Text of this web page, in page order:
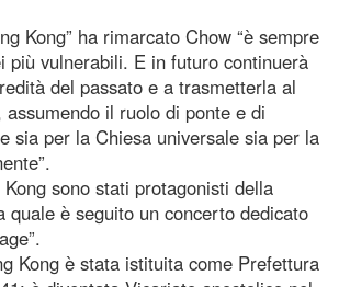
Kong” ha rimarcato Chow “è sempre
più vulnerabili. E in futuro continuerà
del passato e a trasmetterla al
il ruolo di ponte e di
sia per la Chiesa universale sia per la
sono stati protagonisti della
quale è seguito un concerto dedicato
Kong è stata istituita come Prefettura